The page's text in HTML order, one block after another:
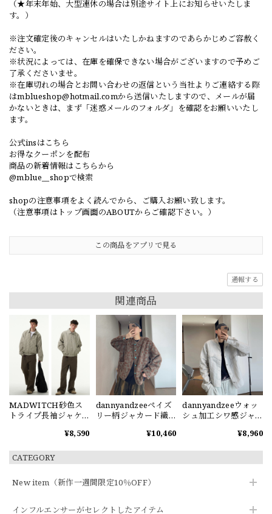
CATEGORY
New item（新作一週間限定10％OFF）
インフルエンサーがセレクトしたアイテム
（★年末年始、大型連休の場合は別途サイト上にお知らせいたしま
す。）
※注文確定後のキャンセルはいたしかねますのであらかじめご容赦く
ださい。
※状況によっては、在庫を確保できない場合がございますので予めご
了承くださいませ。
※在庫切れの場合とお問い合わせの返信という当社よりご連絡する際
はmblueshop@hotmail.comから送信いたしますので、メールが届
かないときは、まず「迷惑メールのフォルダ」を確認をお願いいたし
ます。
公式insはこちら
お得なクーポンを配布
商品の新着情報はこちらから
@mblue__shopで検索
shopの注意事項をよく読んでから、ご購入お願い致します。
（注意事項はトップ画面のABOUTからご確認下さい。）
この商品をアプリで見る
通報する
関連商品
MADWITCH砂色ス
トライプ長袖ジャケ
¥8,590
dannyandzeeペイズ
リー柄ジャカード織
¥10,460
dannyandzeeウォッ
シュ加工シワ感ジャ
¥8,960